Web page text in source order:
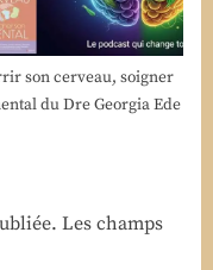
son cerveau, soigner
du Dre Georgia Ede
Les champs